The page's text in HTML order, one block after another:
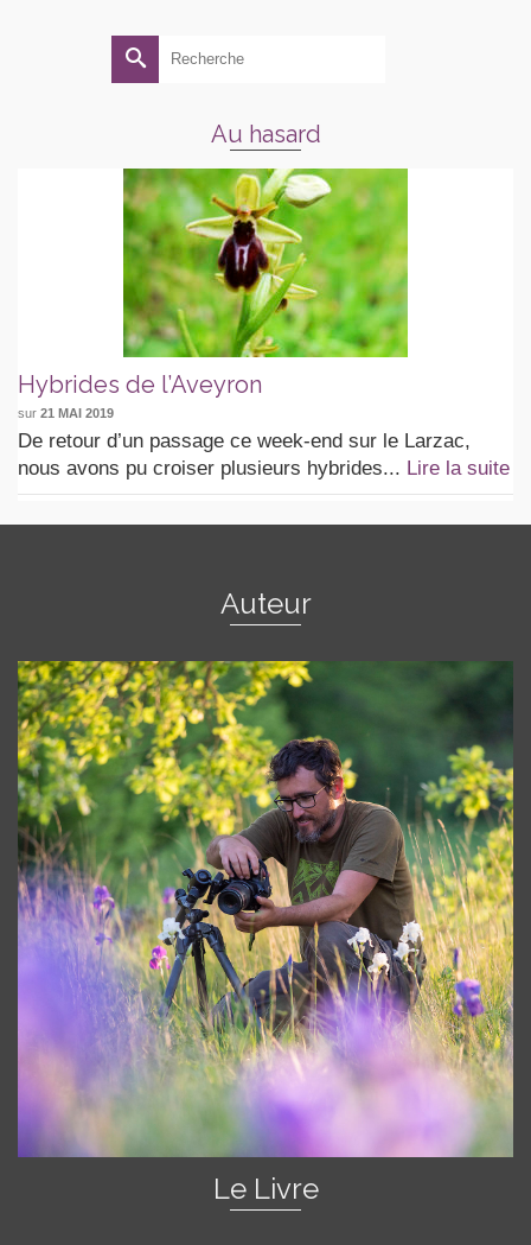
Rechercher :
Au hasard
Hybrides de l’Aveyron
sur 21 MAI 2019
De retour d’un passage ce week-end sur le Larzac,
nous avons pu croiser plusieurs hybrides... Lire la suite
Auteur
Le Livre